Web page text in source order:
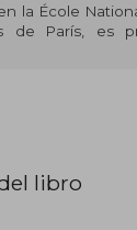
la École
de París, es
en L’Institut
libro